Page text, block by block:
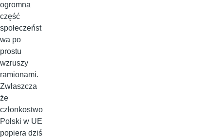
ogromna
część
społeczeńst
wa po
prostu
wzruszy
ramionami.
Zwłaszcza
że
członkostwo
Polski w UE
popiera dziś